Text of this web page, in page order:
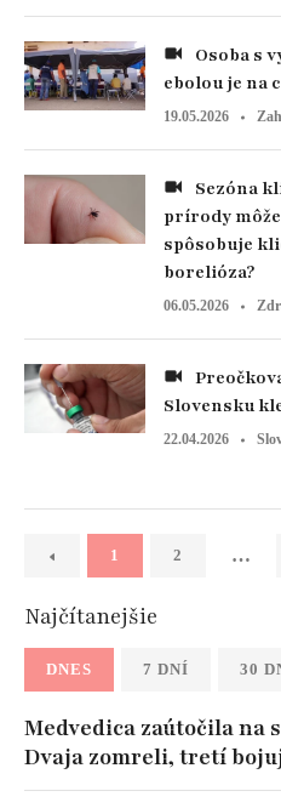
ebolou je na
19.05.2026
prírody
spôsobuje
borelióza?
06.05.2026
Slovensku
22.04.2026
1 2 …
Najčítanejšie
DNES 7 DNÍ 30
Medvedica zaútočila na
Dvaja zomreli, tretí